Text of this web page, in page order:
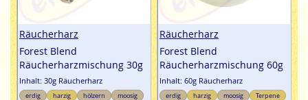
Räucherharz
Forest Blend
Räucherharzmischung 30g
Inhalt: 30g Räucherharz
erdig harzig hölzern
moosig
Räucherharz
Forest Blend
Räucherharzmischung 60g
Inhalt: 60g Räucherharz
erdig harzig moosig Terpene